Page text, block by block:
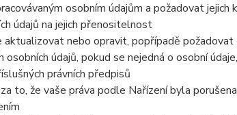
osobním údajům a požadovat jejich
údajů na jejich přenositelnost
aktualizovat nebo opravit, popřípadě požadovat
údajů, pokud se nejedná o osobní
právních předpisů
to, že vaše práva podle Nařízení byla